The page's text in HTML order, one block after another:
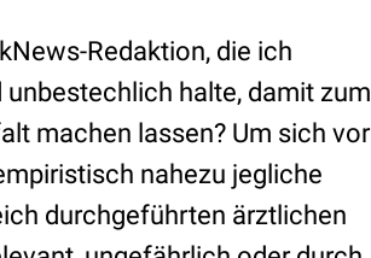
Redaktion, die ich
halte, damit zum
machen lassen? Um sich vor
nahezu jegliche
durchgeführten ärztlichen